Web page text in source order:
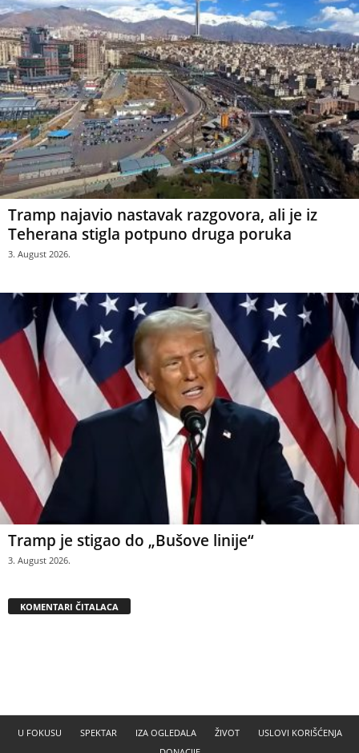
Tramp najavio nastavak razgovora, ali je iz
Teherana stigla potpuno druga poruka
3. August 2026.
Tramp je stigao do „Bušove linije“
3. August 2026.
KOMENTARI ČITALACA
U FOKUSU SPEKTAR IZA OGLEDALA ŽIVOT
USLOVI KORIŠĆENJA